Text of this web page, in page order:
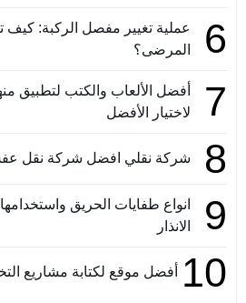
6
عملية تغيير مفصل الركبة: كيف
المرضى؟
7
أفضل الألعاب والكتب لتطبيق
لاختيار الأفضل
8 شركة نقلي افضل شركة نقل
9
انواع طفايات الحريق
الانذار
10 أفضل موقع لكتابة مشاريع